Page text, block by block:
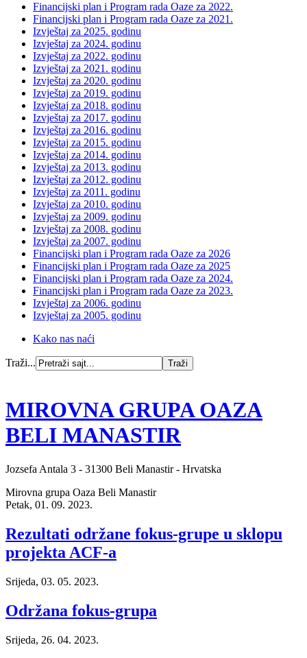
Financijski plan i Program rada Oaze za 2022.
Financijski plan i Program rada Oaze za 2021.
Izvještaj za 2025. godinu
Izvještaj za 2024. godinu
Izvještaj za 2022. godinu
Izvještaj za 2021. godinu
Izvještaj za 2020. godinu
Izvještaj za 2019. godinu
Izvještaj za 2018. godinu
Izvještaj za 2017. godinu
Izvještaj za 2016. godinu
Izvještaj za 2015. godinu
Izvještaj za 2014. godinu
Izvještaj za 2013. godinu
Izvještaj za 2012. godinu
Izvještaj za 2011. godinu
Izvještaj za 2010. godinu
Izvještaj za 2009. godinu
Izvještaj za 2008. godinu
Izvještaj za 2007. godinu
Financijski plan i Program rada Oaze za 2026
Financijski plan i Program rada Oaze za 2025
Financijski plan i Program rada Oaze za 2024.
Financijski plan i Program rada Oaze za 2023.
Izvještaj za 2006. godinu
Izvještaj za 2005. godinu
Kako nas naći
Traži...
MIROVNA GRUPA OAZA
BELI MANASTIR
Jozsefa Antala 3 - 31300 Beli Manastir - Hrvatska
Mirovna grupa Oaza Beli Manastir
Petak, 01. 09. 2023.
Rezultati održane fokus-grupe u sklopu
projekta ACF-a
Srijeda, 03. 05. 2023.
Održana fokus-grupa
Srijeda, 26. 04. 2023.